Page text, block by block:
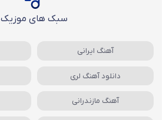
سبک های موزیک
آهنگ ایرانی
دانلود آهنگ لری
آهنگ مازندرانی